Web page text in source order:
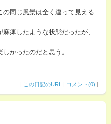
同じ風景は全く違って見える
痺したような状態だったが、
かったのだと思う。
| この日記のURL | コメント(0) |